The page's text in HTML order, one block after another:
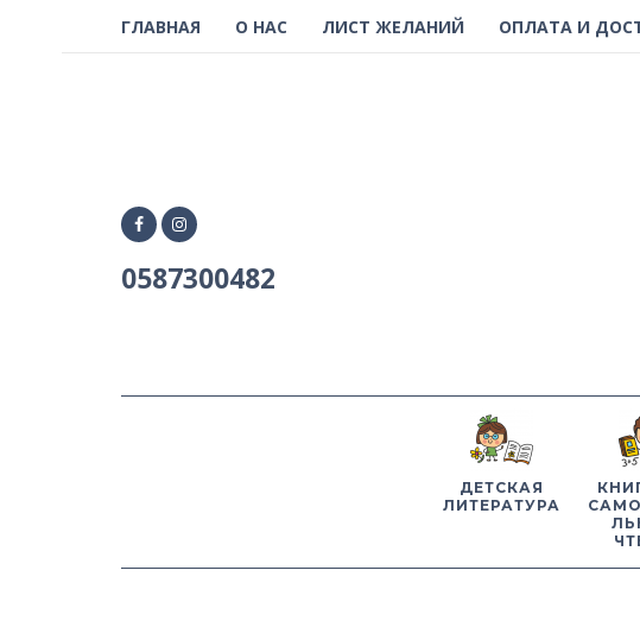
ГЛАВНАЯ О НАС ЛИСТ ЖЕЛАНИЙ ОПЛАТА И
0587300482
ДЕТСКАЯ
ЛИТЕРАТУРА